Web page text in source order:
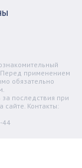
Перед применением
обязательно
за последствия при
Контакты:
44